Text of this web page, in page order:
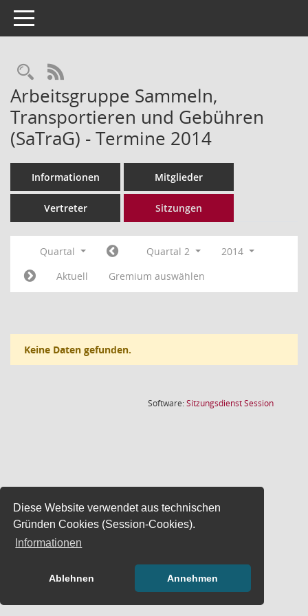
Diese Website verwendet aus technischen
Gründen Cookies (Session-Cookies).
Informationen
Ablehnen Annehmen
Toggle navigation
Rechercheauswahl
RSS-Feed
Arbeitsgruppe Sammeln,
Transportieren und Gebühren
(SaTraG) - Termine 2014
Informationen Mitglieder
Vertreter Sitzungen
Quartal Quartal 2
2014
Aktuell
Gremium auswählen
Keine Daten gefunden.
Software:SitzungsdienstSession(Wird in